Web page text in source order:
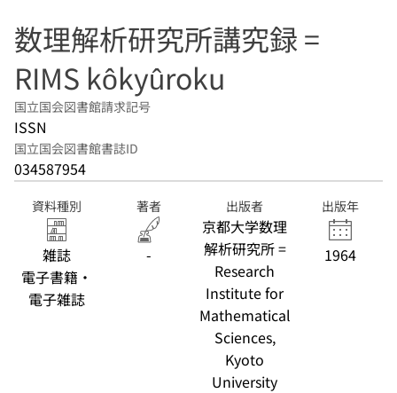
数理解析研究所講究録 =
RIMS kôkyûroku
国立国会図書館請求記号
ISSN
国立国会図書館書誌ID
034587954
資料種別
雑誌
電子書籍・
電子雑誌
著者
-
出版者
京都大学数理
解析研究所 =
Research
Institute for
Mathematical
Sciences,
Kyoto
University
出版年
1964